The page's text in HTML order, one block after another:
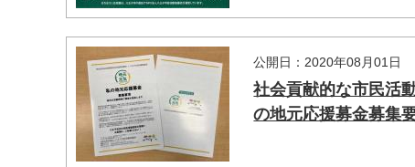
公開日：2020年08月01日
社会貢献的な市民活
の地元応援募金募集